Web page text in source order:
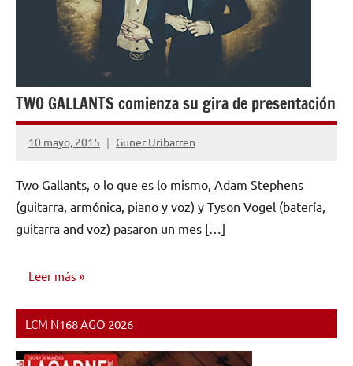
TWO GALLANTS comienza su gira de presentación
10 mayo, 2015 Guner Uribarren
No
comentarios
Two Gallants, o lo que es lo mismo, Adam Stephens
(guitarra, armónica, piano y voz) y Tyson Vogel (batería,
guitarra and voz) pasaron un mes […]
Leer más
NOTICIAS
LCM N168 AGO 2026